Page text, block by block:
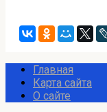
Главная
Карта сайта
О сайте